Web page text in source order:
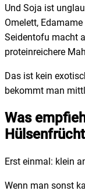
Und Soja ist
Omelett,
Seidentofu macht
proteinreichere
Das ist kein
bekommt man
Was
Erst einmal: klein
Wenn man sonst